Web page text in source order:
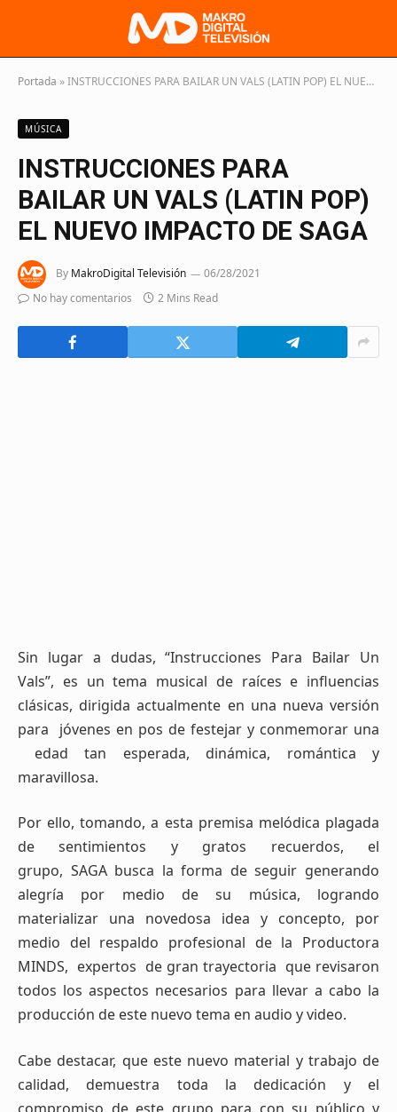
Portada »INSTRUCCIONES PARA BAILAR UN VALS (LATIN POP) EL NUEVO IMPACTO DE SAGA
MÚSICA
INSTRUCCIONES PARA
BAILAR UN VALS (LATIN POP)
EL NUEVO IMPACTO DE SAGA
By MakroDigital Televisión
06/28/2021
No hay comentarios
2 Mins Read
Sin lugar a dudas, “Instrucciones Para Bailar Un
Vals”, es un tema musical de raíces e influencias
clásicas, dirigida actualmente en una nueva versión
para jóvenes en pos de festejar y conmemorar una
edad tan esperada, dinámica, romántica y
maravillosa.
Por ello, tomando, a esta premisa melódica plagada
de sentimientos y gratos recuerdos, el
grupo, SAGA busca la forma de seguir generando
alegría por medio de su música, logrando
materializar una novedosa idea y concepto, por
medio del respaldo profesional de la Productora
MINDS, expertos de gran trayectoria que revisaron
todos los aspectos necesarios para llevar a cabo la
producción de este nuevo tema en audio y video.
Cabe destacar, que este nuevo material y trabajo de
calidad, demuestra toda la dedicación y el